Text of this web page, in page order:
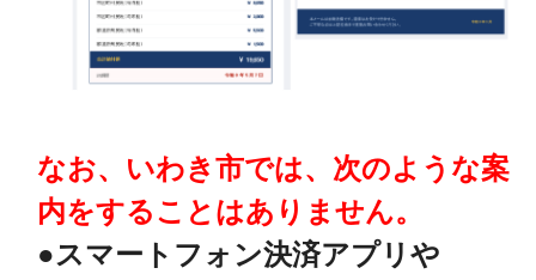
なお、いわき市では、次のような案
内をすることはありません。
●スマートフォン決済アプリや